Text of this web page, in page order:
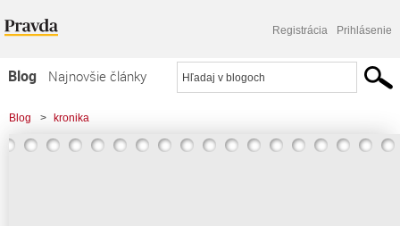
Registrácia Prihlásenie
Blog
Najnovšie články
Najčítanejšie články
Najkomentovanejšie články
Blog > kronika
> Strach z ukr.dronov ? Zmena ruského sebavedomia ? ANI NÁHODOU